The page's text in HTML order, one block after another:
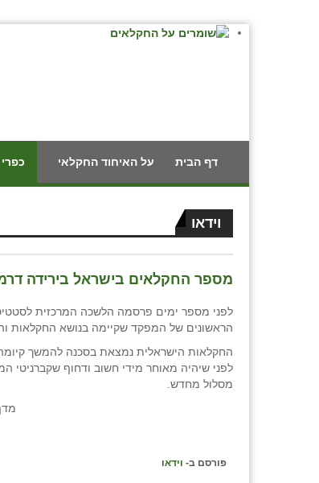
דף הבית על האיחוד החקלאי
וידאו
מספר החקלאים בישראל בירידה
לפני מספר ימים פרסמה הלשכה המרכזית
הראשונים של המפקד שקיימה בנושא החקלאות
החקלאות הישראלית נמצאת בסכנה להמשך
לפני שיהיה מאוחר מידי חשוב ודחוף שקברניטי
מסלול מחדש.
פורסם ב- וידאו